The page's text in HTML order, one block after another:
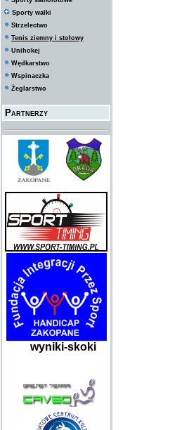
Sporty walki
Strzelectwo
Tenis ziemny i stołowy
Unihokej
Wędkarstwo
Wspinaczka
Żeglarstwo
Partnerzy
wyniki-skoki